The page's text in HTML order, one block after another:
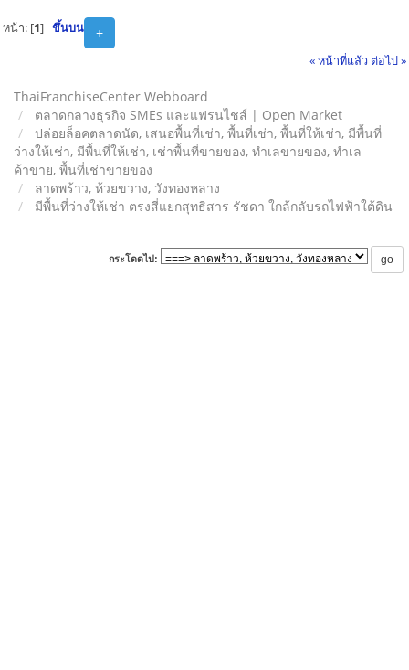
+
หน้า: [1] ขึ้นบน
« หน้าที่แล้ว ต่อไป »
ThaiFranchiseCenter Webboard
ตลาดกลางธุรกิจ SMEs และแฟรนไชส์ | Open Market
ปล่อยล็อคตลาดนัด, เสนอพื้นที่เช่า, พื้นที่เช่า, พื้นที่ให้เช่า, มีพื้นที่
ว่างให้เช่า, มีพื้นที่ให้เช่า, เช่าพื้นที่ขายของ, ทําเลขายของ, ทำเล
ค้าขาย, พื้นที่เช่าขายของ
ลาดพร้าว, ห้วยขวาง, วังทองหลาง
มีพื้นที่ว่างให้เช่า ตรงสี่แยกสุทธิสาร รัชดา ใกล้กลับรถไฟฟ้าใต้ดิน
กระโดดไป: